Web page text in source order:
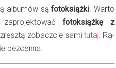
albumów sąfotoksiążki . Warto
fotoksiążkę z
zresztą zobaczcie samitutaj . Ra­
bezcenna.